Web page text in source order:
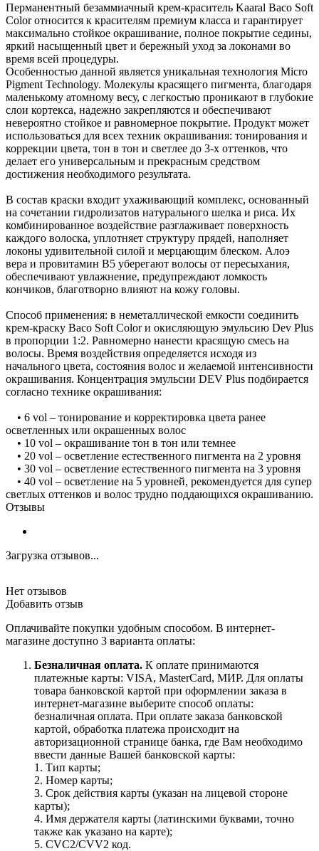
Перманентный безаммиачный крем-краситель Kaaral Baco Soft
Color относится к красителям премиум класса и гарантирует
максимально стойкое окрашивание, полное покрытие седины,
яркий насыщенный цвет и бережный уход за локонами во
время всей процедуры.
Особенностью данной является уникальная технология Micro
Pigment Technology. Молекулы красящего пигмента, благодаря
маленькому атомному весу, с легкостью проникают в глубокие
слои кортекса, надежно закрепляются и обеспечивают
невероятно стойкое и равномерное покрытие. Продукт может
использоваться для всех техник окрашивания: тонирования и
коррекции цвета, тон в тон и светлее до 3-х оттенков, что
делает его универсальным и прекрасным средством
достижения необходимого результата.
В состав краски входит ухаживающий комплекс, основанный
на сочетании гидролизатов натурального шелка и риса. Их
комбинированное воздействие разглаживает поверхность
каждого волоска, уплотняет структуру прядей, наполняет
локоны удивительной силой и мерцающим блеском. Алоэ
вера и провитамин В5 уберегают волосы от пересыхания,
обеспечивают увлажнение, предупреждают ломкость
кончиков, благотворно влияют на кожу головы.
Способ применения: в неметаллической емкости соединить
крем-краску Baco Soft Color и окисляющую эмульсию Dev Plus
в пропорции 1:2. Равномерно нанести красящую смесь на
волосы. Время воздействия определяется исходя из
начального цвета, состояния волос и желаемой интенсивности
окрашивания. Концентрация эмульсии DEV Plus подбирается
согласно технике окрашивания:
• 6 vol – тонирование и корректировка цвета ранее
осветленных или окрашенных волос
• 10 vol – окрашивание тон в тон или темнее
• 20 vol – осветление естественного пигмента на 2 уровня
• 30 vol – осветление естественного пигмента на 3 уровня
• 40 vol – осветление на 5 уровней, рекомендуется для супер
светлых оттенков и волос трудно поддающихся окрашиванию.
Отзывы
Загрузка отзывов...
Нет отзывов
Добавить отзыв
Оплачивайте покупки удобным способом. В интернет-
магазине доступно 3 варианта оплаты:
Безналичная оплата. К оплате принимаются
платежные карты: VISA, MasterCard, МИР. Для оплаты
товара банковской картой при оформлении заказа в
интернет-магазине выберите способ оплаты:
безналичная оплата. При оплате заказа банковской
картой, обработка платежа происходит на
авторизационной странице банка, где Вам необходимо
ввести данные Вашей банковской карты:
1. Тип карты;
2. Номер карты;
3. Срок действия карты (указан на лицевой стороне
карты);
4. Имя держателя карты (латинскими буквами, точно
также как указано на карте);
5. CVC2/CVV2 код.